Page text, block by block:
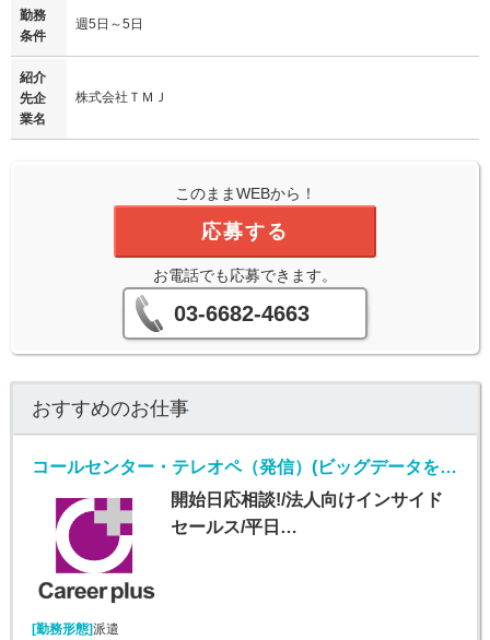
勤務
条件
週5日～5日
紹介
先企
業名
株式会社ＴＭＪ
このままWEBから！
応募する
お電話でも応募できます。
03-6682-4663
おすすめのお仕事
コールセンター・テレオペ（発信）(ビッグデータを扱うIT企業での法人向けインサイドセールス)
開始日応相談!/法人向けインサイド
セールス/平日…
[勤務形態]派遣